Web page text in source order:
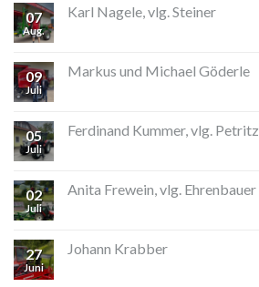
07
Aug.
Karl Nagele, vlg. Steiner
09
Juli
Markus und Michael Göderle
05
Juli
Ferdinand Kummer, vlg. Petritz
02
Juli
Anita Frewein, vlg. Ehrenbauer
27
Juni
Johann Krabber